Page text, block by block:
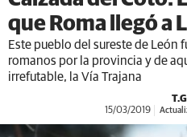
que Roma llegó a
Este pueblo del sureste de León
romanos por la provincia y de
irrefutable, la Vía Trajana
15/03/2019